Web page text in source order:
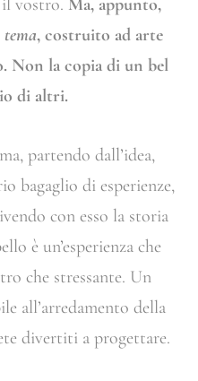
, costruito ad arte
Non la copia di un bel
di altri.
partendo dall’idea,
bagaglio di esperienze,
con esso la storia
è un’esperienza che
che stressante. Un
all’arredamento della
divertiti a progettare.